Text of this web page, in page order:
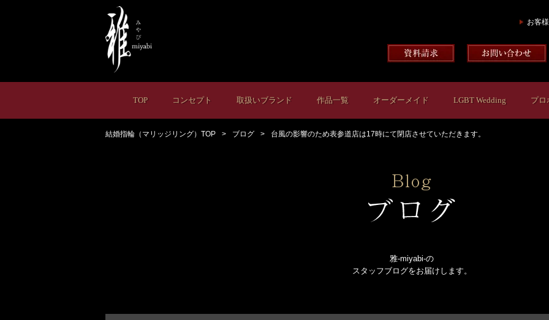
お客
TOP コンセプト 取扱いブランド 作品一覧 オーダーメイド LGBT Wedding プロ
結婚指輪（マリッジリング）TOP ブログ 台風の影響のため表参道店は17時にて閉店させていただきます。
雅-miyabi-の
スタッフブログをお届けします。